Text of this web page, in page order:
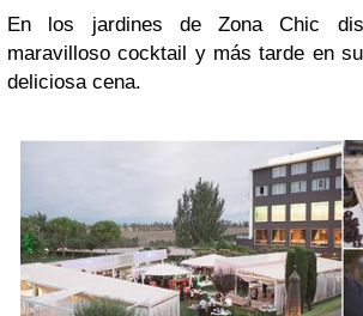
En los jardines de Zona Chic
maravilloso cocktail y más tarde en
deliciosa cena.